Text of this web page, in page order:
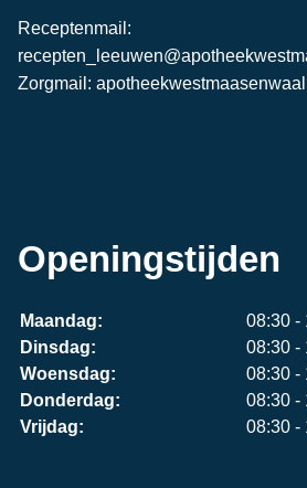
Receptenmail:
Zorgmail:
Openingstijden
Maandag:
08:30 -
Dinsdag:
08:30 -
Woensdag:
08:30 -
Donderdag:
08:30 -
Vrijdag:
08:30 -